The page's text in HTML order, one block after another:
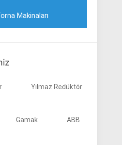
Makinaları
Yılmaz Redüktör
Gamak ABB